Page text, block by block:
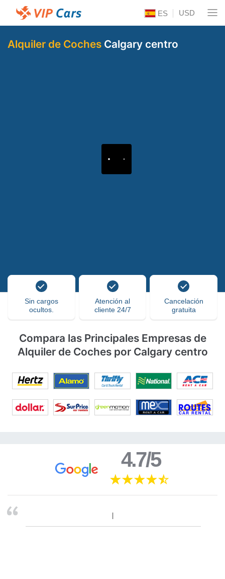
ES USD
Alquiler de Coches Calgary centro
Sin cargos
ocultos.
Atención al
cliente 24/7
Cancelación
gratuita
Compara las Principales Empresas de
Alquiler de Coches por Calgary centro
4.7/5